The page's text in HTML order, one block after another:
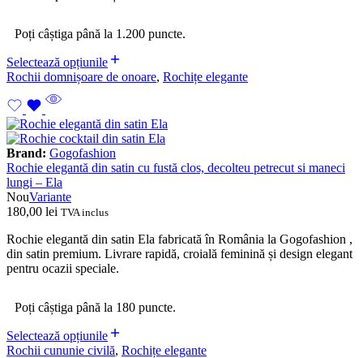
Poți câștiga până la 1.200 puncte.
Selectează opțiunile
Rochii domnișoare de onoare, Rochițe elegante
Brand: Gogofashion
Rochie elegantă din satin cu fustă clos, decolteu petrecut si maneci
lungi – Ela
NouVariante
180,00 lei TVA inclus
Rochie elegantă din satin Ela fabricată în România la Gogofashion ,
din satin premium. Livrare rapidă, croială feminină și design elegant
pentru ocazii speciale.
Poți câștiga până la 180 puncte.
Selectează opțiunile
Rochii cununie civilă, Rochițe elegante